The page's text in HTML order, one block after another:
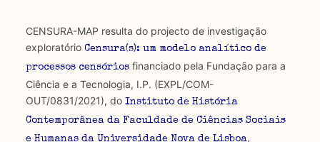
Combinação teórico-empírica
Os resultados obtidos podem ser exportados em formato
.csv para importação em programas de folha de cálculo
CENSURA-MAP resulta do projecto de investigação
exploratório Censura(s): um modelo analítico de
processos censóriosfinanciado pela Fundação para a
Ciência e a Tecnologia, I.P. (EXPL/COM-
OUT/0831/2021), do Instituto de História
Contemporânea da Faculdade de Ciências Sociais
e Humanas da Universidade Nova de Lisboa,